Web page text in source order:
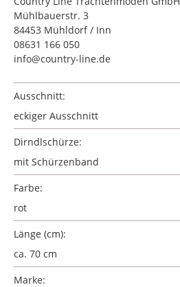
Mühlbauerstr. 3
84453 Mühldorf / Inn
08631 166 050
info@country-line.de
Ausschnitt:
eckiger Ausschnitt
Dirndlschürze:
mit Schürzenband
Farbe:
rot
Länge (cm):
ca. 70 cm
Marke: